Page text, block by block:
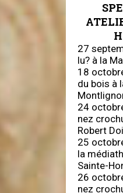
27
lu? à la
18
du bois à
24
nez
Robert
25
la
Sainte-
26
nez